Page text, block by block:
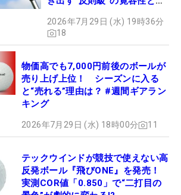
2026年7月29日 (水) 19時36分
18
物価高でも7,000円前後のボールが
売り上げ上位！ シーズンに入る
と“売れる”理由は？ #週間ギアラン
キング
2026年7月29日 (水) 18時00分 11
テックウインドが競技で使えない高
反発ボール『飛びONE』を発売！
実測COR値「0.850」で“二打目の